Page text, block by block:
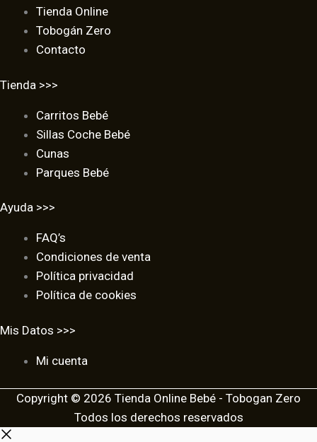
Tienda Online
Tobogán Zero
Contacto
Tienda >>>
Carritos Bebé
Sillas Coche Bebé
Cunas
Parques Bebé
Ayuda >>>
FAQ’s
Condiciones de venta
Política privacidad
Política de cookies
Mis Datos >>>
Mi cuenta
Copyright © 2026 Tienda Online Bebé - Tobogan Zero
Todos los derechos reservados